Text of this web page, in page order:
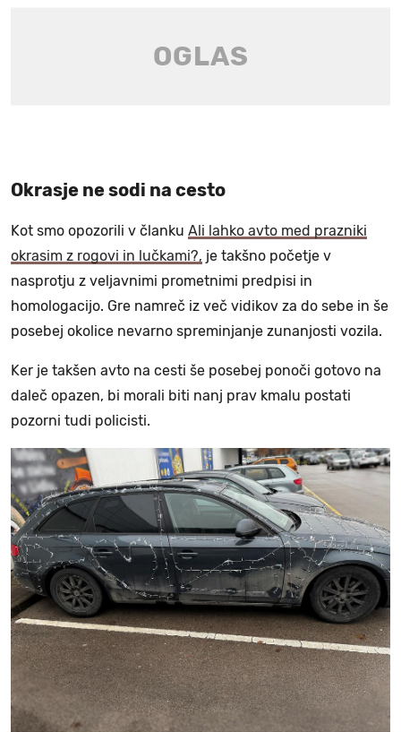
Okrasje ne sodi na cesto
Kot smo opozorili v članku Ali lahko avto med prazniki
okrasim z rogovi in lučkami?, je takšno početje v
nasprotju z veljavnimi prometnimi predpisi in
homologacijo. Gre namreč iz več vidikov za do sebe in še
posebej okolice nevarno spreminjanje zunanjosti vozila.
Ker je takšen avto na cesti še posebej ponoči gotovo na
daleč opazen, bi morali biti nanj prav kmalu postati
pozorni tudi policisti.